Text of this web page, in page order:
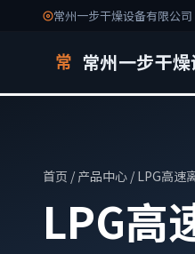
常州一步干燥设备有限公司
常
首页 / 产品中心 / LPG高速
LPG高